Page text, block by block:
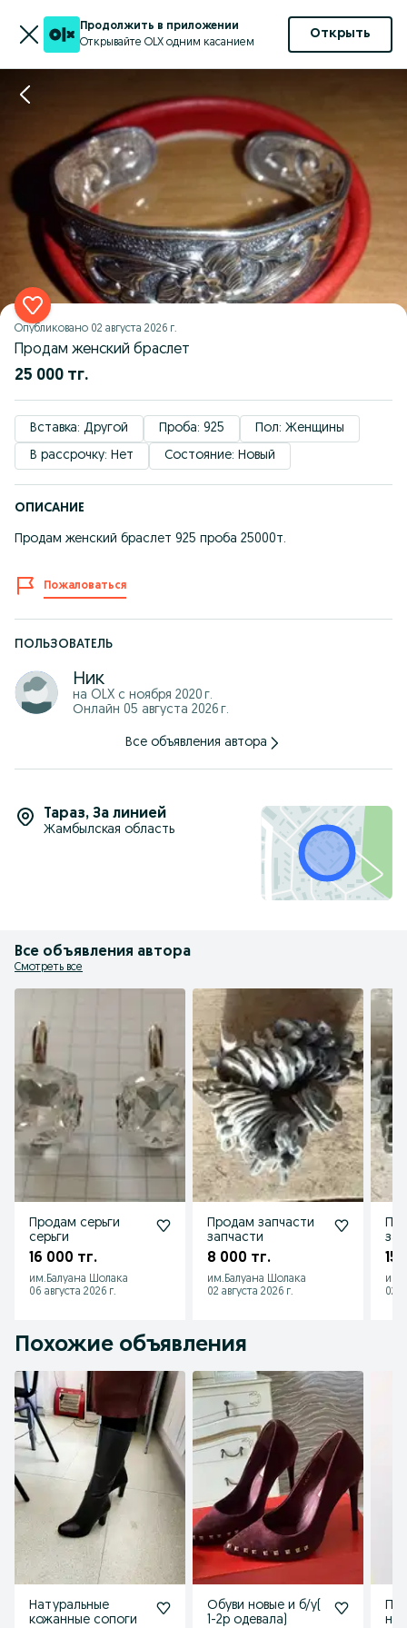
Продолжить в приложении
Открывайте OLX одним касанием
Открыть
Опубликовано 02 августа 2026 г.
Продам женский браслет
25 000 тг.
Вставка: Другой Проба: 925
Пол: Женщины
В рассрочку: Нет
Состояние: Новый
ОПИСАНИЕ
Продам женский браслет 925 проба 25000т.
Пожаловаться
ПОЛЬЗОВАТЕЛЬ
Ник
на OLX с ноября 2020 г.
Онлайн 05 августа 2026 г.
Все объявления автора
Тараз, За линией
Жамбылская область
Все объявления автора
Смотреть все
Продам серьги
серьги
16 000 тг.
им.Балуана Шолака
06 августа 2026 г.
Продам запчасти
запчасти
8 000 тг.
им.Балуана Шолака
02 августа 2026 г.
15
02
Похожие объявления
Натуральные
кожанные сопоги
Обуви новые и б/у(
1-2р одевала)